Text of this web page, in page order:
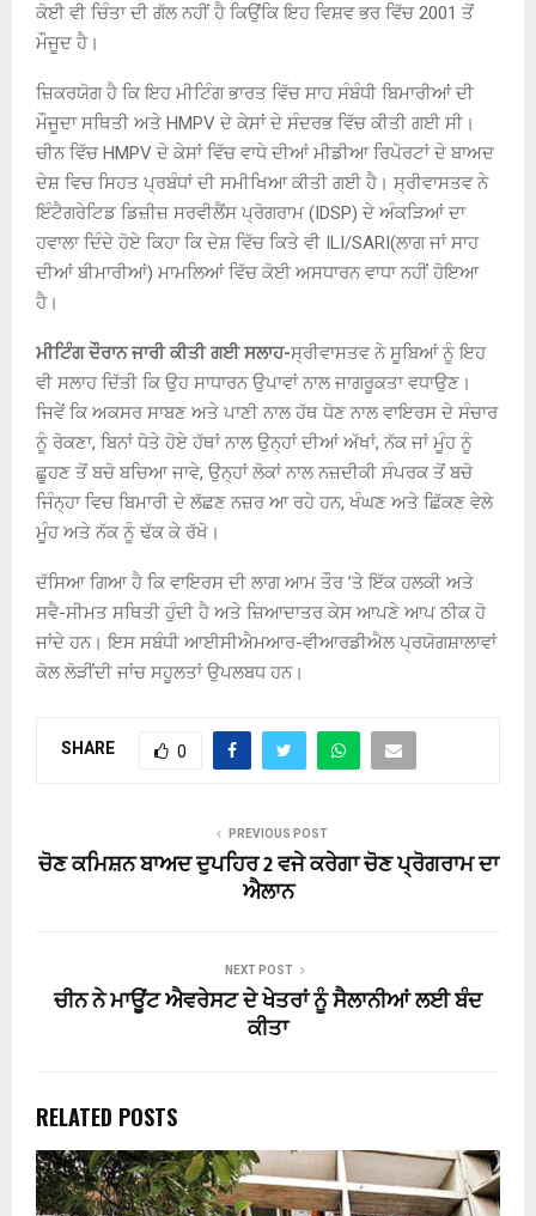
ਕੋਈ ਵੀ ਚਿੰਤਾ ਦੀ ਗੱਲ ਨਹੀਂ ਹੈ ਕਿਉਂਕਿ ਇਹ ਵਿਸ਼ਵ ਭਰ ਵਿੱਚ 2001 ਤੋਂ
ਮੌਜੂਦ ਹੈ।
ਜ਼ਿਕਰਯੋਗ ਹੈ ਕਿ ਇਹ ਮੀਟਿੰਗ ਭਾਰਤ ਵਿੱਚ ਸਾਹ ਸੰਬੰਧੀ ਬਿਮਾਰੀਆਂ ਦੀ
ਮੌਜੂਦਾ ਸਥਿਤੀ ਅਤੇ HMPV ਦੇ ਕੇਸਾਂ ਦੇ ਸੰਦਰਭ ਵਿੱਚ ਕੀਤੀ ਗਈ ਸੀ।
ਚੀਨ ਵਿੱਚ HMPV ਦੇ ਕੇਸਾਂ ਵਿੱਚ ਵਾਧੇ ਦੀਆਂ ਮੀਡੀਆ ਰਿਪੋਰਟਾਂ ਦੇ ਬਾਅਦ
ਦੇਸ਼ ਵਿਚ ਸਿਹਤ ਪ੍ਰਬੰਧਾਂ ਦੀ ਸਮੀਖਿਆ ਕੀਤੀ ਗਈ ਹੈ। ਸ੍ਰੀਵਾਸਤਵ ਨੇ
ਇੰਟੈਗਰੇਟਿਡ ਡਿਜ਼ੀਜ਼ ਸਰਵੀਲੈਂਸ ਪ੍ਰੋਗਰਾਮ (IDSP) ਦੇ ਅੰਕੜਿਆਂ ਦਾ
ਹਵਾਲਾ ਦਿੰਦੇ ਹੋਏ ਕਿਹਾ ਕਿ ਦੇਸ਼ ਵਿੱਚ ਕਿਤੇ ਵੀ ILI/SARI(ਲਾਗ ਜਾਂ ਸਾਹ
ਦੀਆਂ ਬੀਮਾਰੀਆਂ) ਮਾਮਲਿਆਂ ਵਿੱਚ ਕੋਈ ਅਸਧਾਰਨ ਵਾਧਾ ਨਹੀਂ ਹੋਇਆ
ਹੈ।
ਮੀਟਿੰਗ ਦੌਰਾਨ ਜਾਰੀ ਕੀਤੀ ਗਈ ਸਲਾਹ-ਸ੍ਰੀਵਾਸਤਵ ਨੇ ਸੂਬਿਆਂ ਨੂੰ ਇਹ
ਵੀ ਸਲਾਹ ਦਿੱਤੀ ਕਿ ਉਹ ਸਾਧਾਰਨ ਉਪਾਵਾਂ ਨਾਲ ਜਾਗਰੂਕਤਾ ਵਧਾਉਣ।
ਜਿਵੇਂ ਕਿ ਅਕਸਰ ਸਾਬਣ ਅਤੇ ਪਾਣੀ ਨਾਲ ਹੱਥ ਧੋਣ ਨਾਲ ਵਾਇਰਸ ਦੇ ਸੰਚਾਰ
ਨੂੰ ਰੋਕਣਾ, ਬਿਨਾਂ ਧੋਤੇ ਹੋਏ ਹੱਥਾਂ ਨਾਲ ਉਨ੍ਹਾਂ ਦੀਆਂ ਅੱਖਾਂ, ਨੱਕ ਜਾਂ ਮੂੰਹ ਨੂੰ
ਛੂਹਣ ਤੋਂ ਬਚੋ ਬਚਿਆ ਜਾਵੇ, ਉਨ੍ਹਾਂ ਲੋਕਾਂ ਨਾਲ ਨਜ਼ਦੀਕੀ ਸੰਪਰਕ ਤੋਂ ਬਚੋ
ਜਿੰਨ੍ਹਾ ਵਿਚ ਬਿਮਾਰੀ ਦੇ ਲੱਛਣ ਨਜ਼ਰ ਆ ਰਹੇ ਹਨ, ਖੰਘਣ ਅਤੇ ਛਿੱਕਣ ਵੇਲੇ
ਮੂੰਹ ਅਤੇ ਨੱਕ ਨੂੰ ਢੱਕ ਕੇ ਰੱਖੋ।
ਦੱਸਿਆ ਗਿਆ ਹੈ ਕਿ ਵਾਇਰਸ ਦੀ ਲਾਗ ਆਮ ਤੌਰ ’ਤੇ ਇੱਕ ਹਲਕੀ ਅਤੇ
ਸਵੈ-ਸੀਮਤ ਸਥਿਤੀ ਹੁੰਦੀ ਹੈ ਅਤੇ ਜ਼ਿਆਦਾਤਰ ਕੇਸ ਆਪਣੇ ਆਪ ਠੀਕ ਹੋ
ਜਾਂਦੇ ਹਨ। ਇਸ ਸਬੰਧੀ ਆਈਸੀਐਮਆਰ-ਵੀਆਰਡੀਐਲ ਪ੍ਰਯੋਗਸ਼ਾਲਾਵਾਂ
ਕੋਲ ਲੋੜੀਂਦੀ ਜਾਂਚ ਸਹੂਲਤਾਂ ਉਪਲਬਧ ਹਨ।
SHARE 0
PREVIOUS POST
ਚੋਣ ਕਮਿਸ਼ਨ ਬਾਅਦ ਦੁਪਹਿਰ 2 ਵਜੇ ਕਰੇਗਾ ਚੋਣ ਪ੍ਰੋਗਰਾਮ ਦਾ
ਐਲਾਨ
NEXT POST
ਚੀਨ ਨੇ ਮਾਊਂਟ ਐਵਰੇਸਟ ਦੇ ਖੇਤਰਾਂ ਨੂੰ ਸੈਲਾਨੀਆਂ ਲਈ ਬੰਦ
ਕੀਤਾ
RELATED POSTS